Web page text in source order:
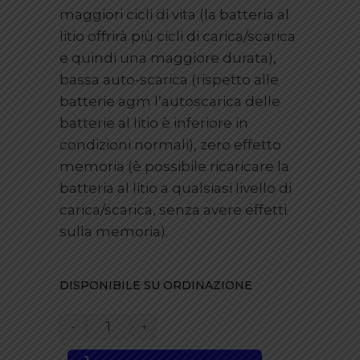
maggiori cicli di vita (la batteria al
litio offrirà più cicli di carica/scarica
e quindi una maggiore durata),
bassa auto-scarica (rispetto alle
batterie agm l’autoscarica delle
batterie al litio è inferiore in
condizioni normali), zero effetto
memoria (è possibile ricaricare la
batteria al litio a qualsiasi livello di
carica/scarica, senza avere effetti
sulla memoria).
DISPONIBILE SU ORDINAZIONE
BATTERIA